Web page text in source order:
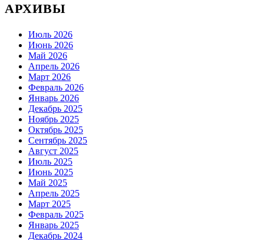
АРХИВЫ
Июль 2026
Июнь 2026
Май 2026
Апрель 2026
Март 2026
Февраль 2026
Январь 2026
Декабрь 2025
Ноябрь 2025
Октябрь 2025
Сентябрь 2025
Август 2025
Июль 2025
Июнь 2025
Май 2025
Апрель 2025
Март 2025
Февраль 2025
Январь 2025
Декабрь 2024